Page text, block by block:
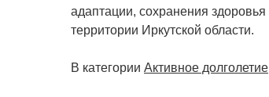
адаптации, сохранения
территории Иркутской области.
В категории Активное долголетие